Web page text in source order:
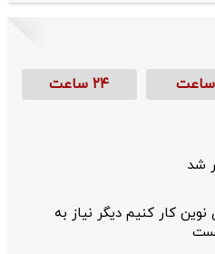
۲۴ ساعت
شد
کار کنیم دیگر نیاز به